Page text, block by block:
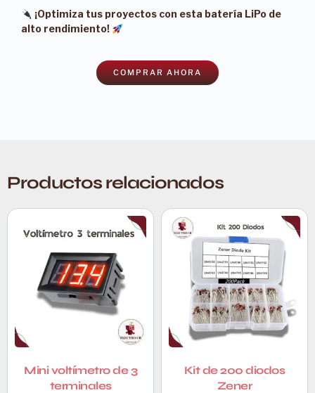
¡Optimiza tus proyectos con esta batería LiPo de
alto rendimiento!
COMPRAR AHORA
Productos relacionados
Mini voltímetro de 3
terminales
Kit de 200 diodos
Zener